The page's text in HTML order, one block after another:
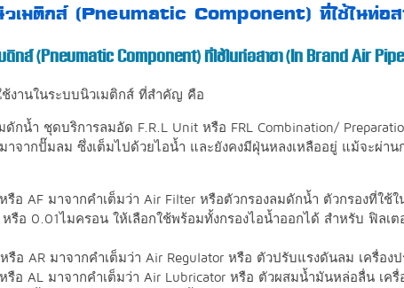
เมติกส์ (Pneumatic Component) ที่ใช้ในท่
กส์ (Pneumatic Component) ที่ใช้ในท่อสาขา (In Brand Air
งานในระบบนิวเมติกส์ ที่สำคัญ คือ
ดักน้ำ ชุดบริการลมอัด F.R.L Unit หรือ FRL Combination/
าจากปั๊มลม ซึ่งเต็มไปด้วยไอน้ำ และยังคงมีฝุ่นหลงเหลืออยู่ แม้จะผ่า
หรือ AF มาจากคำเต็มว่า Air Filter หรือตัวกรองลมดักน้ำ ตัวกรองที่ใช้
รือ 0.01ไมครอน ให้เลือกใช้พร้อมทั้งกรองไอน้ำออกได้ สำหรับ ฟิล
หรือ AR มาจากคำเต็มว่า Air Regulator หรือ ตัวปรับแรงดันลม เครื่
หรือ AL มาจากคำเต็มว่า Air Lubricator หรือ ตัวผสมน้ำมันหล่อลื่น เ